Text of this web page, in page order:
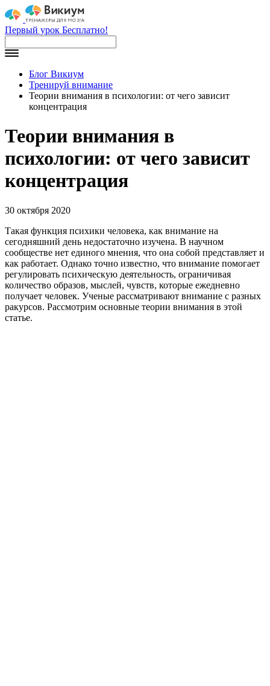
Первый урок Бесплатно!
Блог Викиум
Тренируй внимание
Теории внимания в психологии: от чего зависит
концентрация
Теории внимания в
психологии: от чего зависит
концентрация
30 октября 2020
Такая функция психики человека, как внимание на
сегодняшний день недостаточно изучена. В научном
сообществе нет единого мнения, что она собой представляет и
как работает. Однако точно известно, что внимание помогает
регулировать психическую деятельность, ограничивая
количество образов, мыслей, чувств, которые ежедневно
получает человек. Ученые рассматривают внимание с разных
ракурсов. Рассмотрим основные теории внимания в этой
статье.